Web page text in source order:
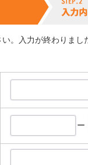
。入力が終わりま
ー